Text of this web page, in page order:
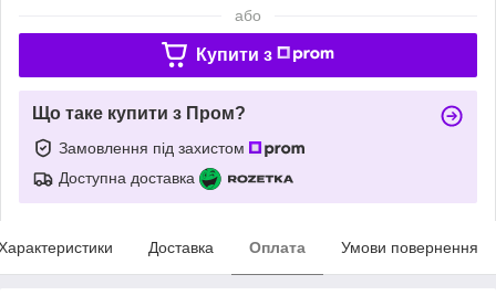
або
Купити з
Що таке купити з Пром?
Замовлення під захистом
Доступна доставка
Доставка Оплата Умови повернення